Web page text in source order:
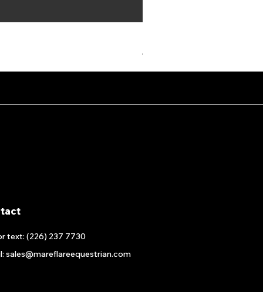
Prix
47,95 $CA
text: (226) 237 7730
sales@mareflareequestrian.com